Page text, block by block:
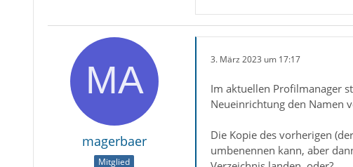
magerbaer
Mitglied
3. März 2023 um 17:17
Im aktuellen Profilmanager
Neueinrichtung den Namen
Die Kopie des vorherigen
umbenennen kann, aber